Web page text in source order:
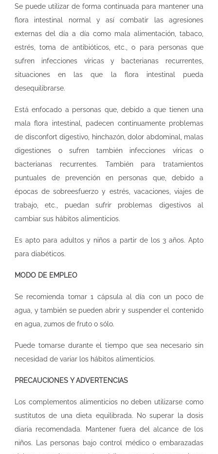
Se puede utilizar de forma continuada para mantener una
flora intestinal normal y así combatir las agresiones
externas del día a día como mala alimentación, tabaco,
estrés, toma de antibióticos, etc., o para personas que
sufren infecciones víricas y bacterianas recurrentes,
situaciones en las que la flora intestinal pueda
desequilibrarse.
Está enfocado a personas que, debido a que tienen una
mala flora intestinal, padecen continuamente problemas
de disconfort digestivo, hinchazón, dolor abdominal, malas
digestiones o sufren también infecciones víricas o
bacterianas recurrentes. También para tratamientos
puntuales de prevención en personas que, debido a
épocas de sobreesfuerzo y estrés, vacaciones, viajes de
trabajo, etc., puedan sufrir problemas digestivos al
cambiar sus hábitos alimenticios.
Es apto para adultos y niños a partir de los 3 años. Apto
para diabéticos.
MODO DE EMPLEO
Se recomienda tomar 1 cápsula al día con un poco de
agua, y también se pueden abrir y suspender el contenido
en agua, zumos de fruto o sólo.
Puede tomarse durante el tiempo que sea necesario sin
necesidad de variar los hábitos alimenticios.
PRECAUCIONES Y ADVERTENCIAS
Los complementos alimenticios no deben utilizarse como
sustitutos de una dieta equilibrada. No superar la dosis
diaria recomendada. Mantener fuera del alcance de los
niños. Las personas bajo control médico o embarazadas